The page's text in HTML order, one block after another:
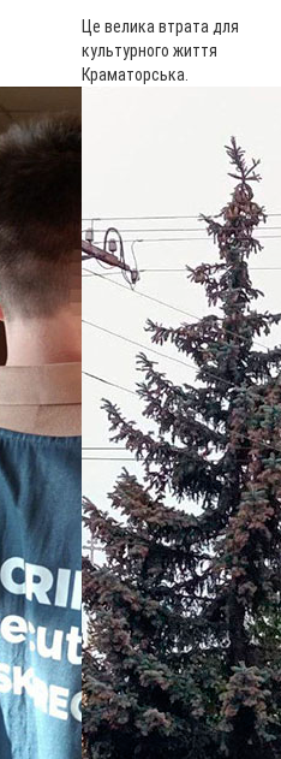
Це велика втрата для
культурного життя
Краматорська.